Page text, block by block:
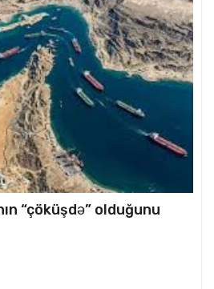
“çöküşdə” olduğunu